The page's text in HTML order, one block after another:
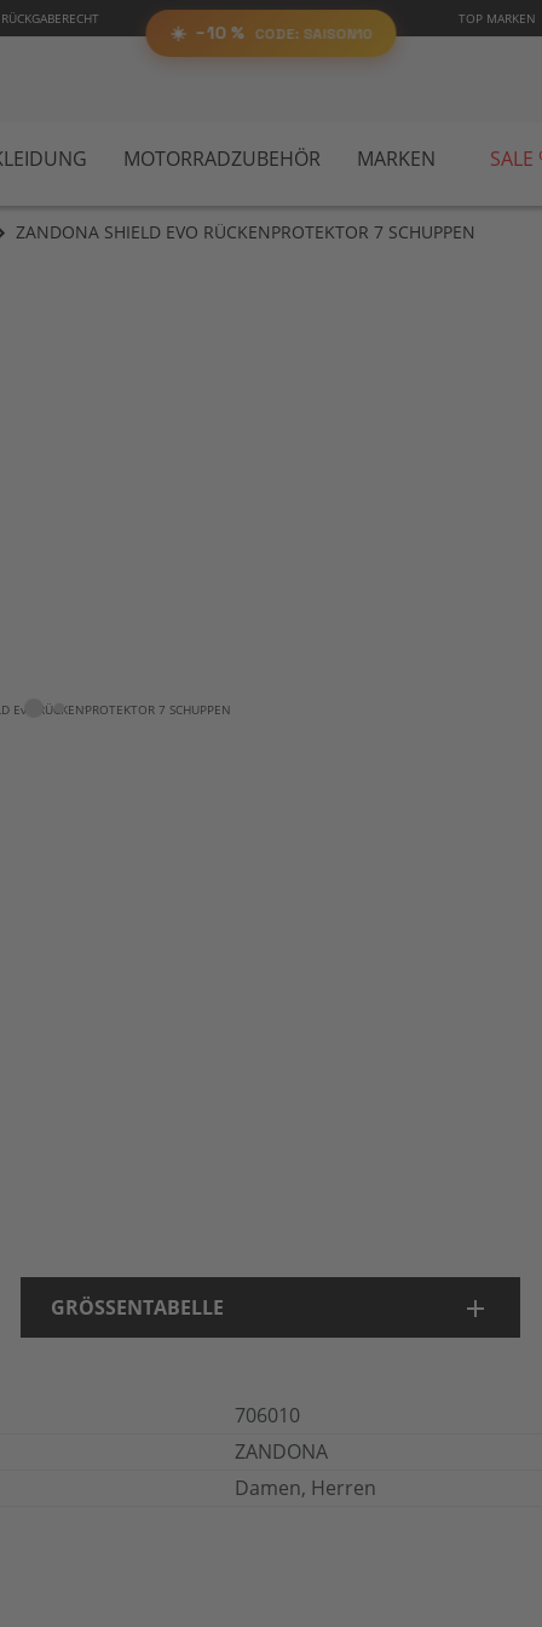
RABATTAUF ALLES! CODE:📋 Code kopieren
☀️ −10 % CODE: SAISON10
TOP MARKEN
MOTORRADZUBEHÖR MARKEN SALE
ZANDONA SHIELD EVO RÜCKENPROTEKTOR 7 SCHUPPEN
706010
ZANDONA
Damen, Herren
GRÖSSENTABELLE